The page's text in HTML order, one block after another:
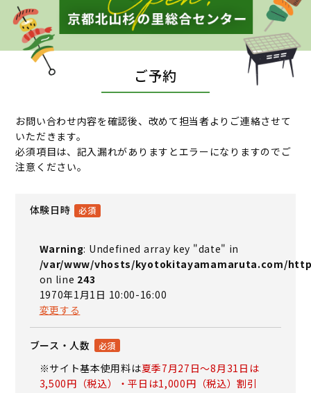
ご予約
お問い合わせ内容を確認後、改めて担当者よりご連絡させて
いただきます。
必須項目は、記入漏れがありますとエラーになりますのでご
注意ください。
体験日時
Warning: Undefined array key "date" in
/var/www/vhosts/kyotokitayamamaruta.com/
on line 243
1970年1月1日 10:00-16:00
変更する
ブース・人数
※サイト基本使用料は夏季7月27日～8月31日は
3,500円（税込）・平日は1,000円（税込）割引